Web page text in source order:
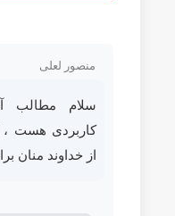
منصور لعلی
سلام مطالب
کاربردی هست ،
از خداوند منان